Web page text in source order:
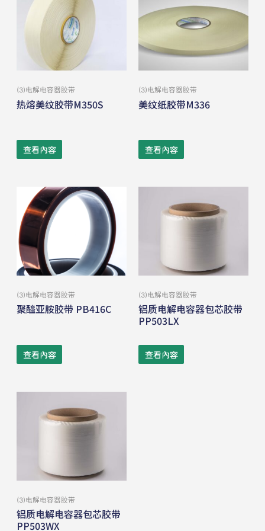
(3)电解电容器胶带
热熔美纹胶带M350S
查看內容
(3)电解电容器胶带
美纹纸胶带M336
查看內容
(3)电解电容器胶带
聚醯亚胺胶带 PB416C
查看內容
(3)电解电容器胶带
铝质电解电容器包芯胶带
PP503LX
查看內容
(3)电解电容器胶带
铝质电解电容器包芯胶带
PP503WX